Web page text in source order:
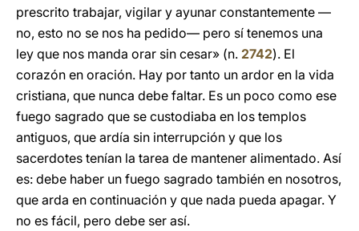
prescrito trabajar, vigilar y ayunar constantemente —
no, esto no se nos ha pedido— pero sí tenemos una
ley que nos manda orar sin cesar» (n. 2742). El
corazón en oración. Hay por tanto un ardor en la vida
cristiana, que nunca debe faltar. Es un poco como ese
fuego sagrado que se custodiaba en los templos
antiguos, que ardía sin interrupción y que los
sacerdotes tenían la tarea de mantener alimentado. Así
es: debe haber un fuego sagrado también en nosotros,
que arda en continuación y que nada pueda apagar. Y
no es fácil, pero debe ser así.